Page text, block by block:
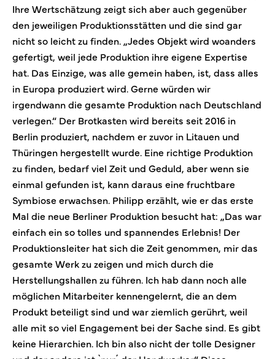
Ihre Wertschätzung zeigt sich aber auch gegenüber
den jeweiligen Produktionsstätten und die sind gar
nicht so leicht zu finden. „Jedes Objekt wird woanders
gefertigt, weil jede Produktion ihre eigene Expertise
hat. Das Einzige, was alle gemein haben, ist, dass alles
in Europa produziert wird. Gerne würden wir
irgendwann die gesamte Produktion nach Deutschland
verlegen.“ Der Brotkasten wird bereits seit 2016 in
Berlin produziert, nachdem er zuvor in Litauen und
Thüringen hergestellt wurde. Eine richtige Produktion
zu finden, bedarf viel Zeit und Geduld, aber wenn sie
einmal gefunden ist, kann daraus eine fruchtbare
Symbiose erwachsen. Philipp erzählt, wie er das erste
Mal die neue Berliner Produktion besucht hat: „Das war
einfach ein so tolles und spannendes Erlebnis! Der
Produktionsleiter hat sich die Zeit genommen, mir das
gesamte Werk zu zeigen und mich durch die
Herstellungshallen zu führen. Ich hab dann noch alle
möglichen Mitarbeiter kennengelernt, die an dem
Produkt beteiligt sind und war ziemlich gerührt, weil
alle mit so viel Engagement bei der Sache sind. Es gibt
keine Hierarchien. Ich bin also nicht der tolle Designer